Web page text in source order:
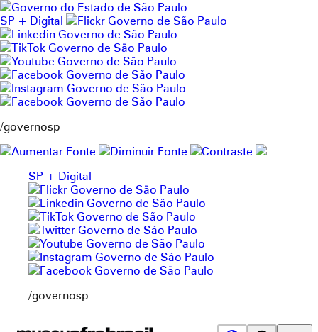
Pular
para
o
conteúdo
SP + Digital
/governosp
SP + Digital
/governosp